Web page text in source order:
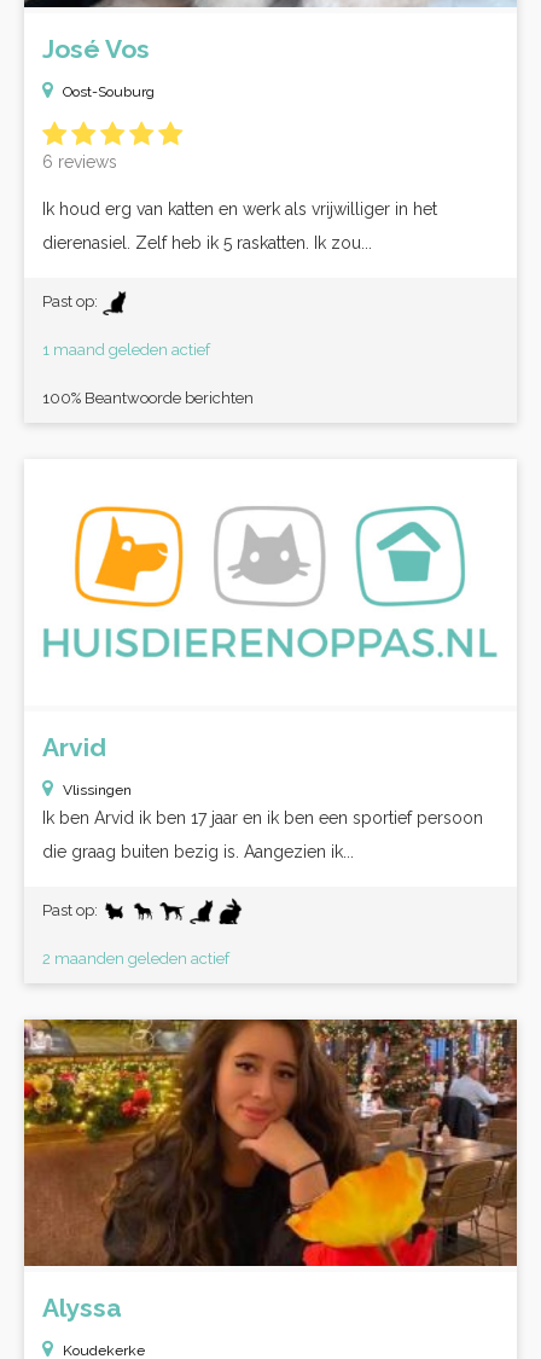
José Vos
Oost-Souburg
6 reviews
Ik houd erg van katten en werk als vrijwilliger in het
dierenasiel. Zelf heb ik 5 raskatten. Ik zou...
Past op:
1 maand geleden actief
100% Beantwoorde berichten
Arvid
Vlissingen
Ik ben Arvid ik ben 17 jaar en ik ben een sportief persoon
die graag buiten bezig is. Aangezien ik...
Past op:
2 maanden geleden actief
Alyssa
Koudekerke